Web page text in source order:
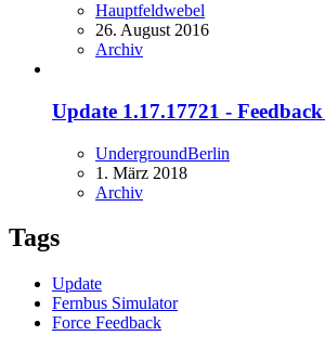
Hauptfeldwebel
26. August 2016
Archiv
Update 1.17.17721 -
UndergroundBerlin
1. März 2018
Archiv
Tags
Update
Fernbus Simulator
Force Feedback